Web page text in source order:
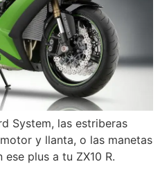
System, las estriberas
y llanta, o las manetas
plus a tu ZX10 R.